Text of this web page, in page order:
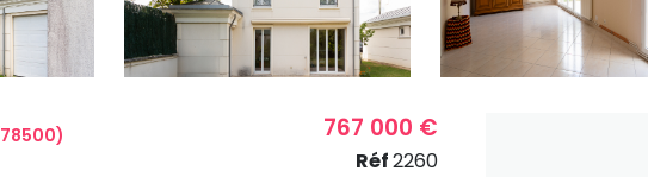
767 000 €
Réf2260